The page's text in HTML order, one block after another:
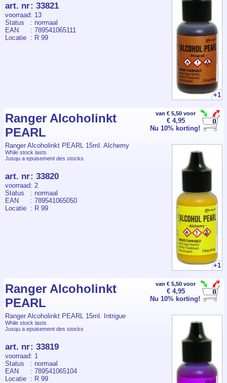
+1
art. nr: 33821
voorraad: 13
Status
: normaal
EAN
: 789541065111
Locatie : R 99
van € 5,50 voor
€ 4,95
Nu 10% korting!
Ranger Alcoholinkt
PEARL
Ranger Alcoholinkt PEARL 15ml. Alchemy
+1
While stock lasts
Jusqu a epuisement des stocks
art. nr: 33820
voorraad: 2
Status
: normaal
EAN
: 789541065050
Locatie : R 99
van € 5,50 voor
€ 4,95
Nu 10% korting!
Ranger Alcoholinkt
PEARL
Ranger Alcoholinkt PEARL 15ml. Intrigue
While stock lasts
Jusqu a epuisement des stocks
art. nr: 33819
voorraad: 1
Status
: normaal
EAN
: 789541065104
Locatie : R 99